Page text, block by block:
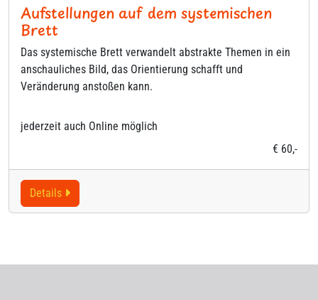
Aufstellungen auf dem systemischen
Brett
Das systemische Brett verwandelt abstrakte Themen in ein
anschauliches Bild, das Orientierung schafft und
Veränderung anstoßen kann.
jederzeit auch Online möglich
€ 60,-
Details